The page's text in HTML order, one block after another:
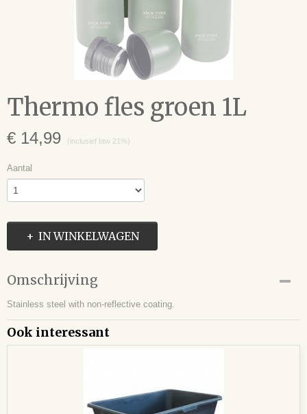
Thermo fles groen 1L
€ 14,99 (inclusief btw 21%)
Aantal
IN WINKELWAGEN
Omschrijving
Stainless steel with non-reflective coating.
Ook interessant